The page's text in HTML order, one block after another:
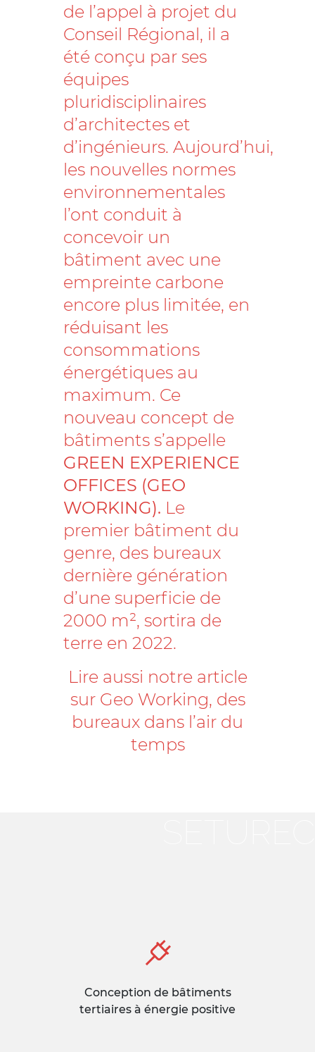
de l’appel à projet du
Conseil Régional, il a
été conçu par ses
équipes
pluridisciplinaires
d’architectes et
d’ingénieurs. Aujourd’hui,
les nouvelles normes
environnementales
l’ont conduit à
concevoir un
bâtiment avec une
empreinte carbone
encore plus limitée, en
réduisant les
consommations
énergétiques au
maximum. Ce
nouveau concept de
bâtiments s’appelle
GREEN EXPERIENCE
OFFICES (GEO
WORKING). Le
premier bâtiment du
genre, des bureaux
dernière génération
d’une superficie de
2000 m², sortira de
terre en 2022.
Lire aussi notre article
sur Geo Working, des
bureaux dans l’air du
temps
Conception de bâtiments
tertiaires à énergie positive